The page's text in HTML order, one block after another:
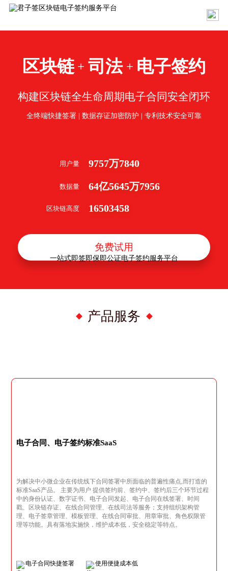
区块链 + 司法 + 电子签约
构建区块链全生命周期电子合同安全闭环
全终端快捷签署 | 数据存证加密防护 | 专利技术安全可靠
用户量 9757万7840
数据量 64亿5645万7956
区块链高度 16503458
免费试用
产品服务
一站式即签即保即公证电子签约服务平台
电子合同、电子签约标准SaaS
为解决中小微企业在传统线下合同签署中所面临的普遍性痛点,而打造的
标准SaaS产品。 主要为用户 提供签约前、签约中、签约后三个环节过程
中的身份认证、数字证书、电子合同发起、电子合同在线签署、时间
戳、区块链存证、在线合同管理、在线司法等服务；支持组织架构管
理、电子签章管理、模板管理、在线合同审批、用章审批、角色权限管
理等功能。具有落地实施快，维护成本低，安全稳定等特点。
电子合同快捷签署 使用便捷成本低